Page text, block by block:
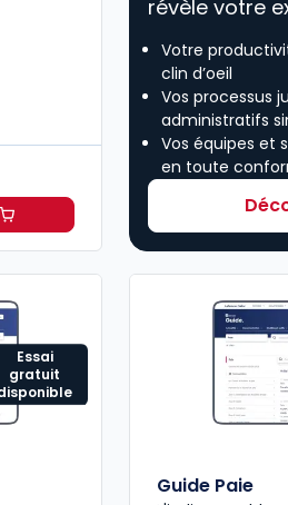
à 114,20 € HT/mois
révèle votre
Votre
clin d’oeil
Vos processus
administratifs
Vos équipes et
en toute
Essai
gratuit
Guide Paie